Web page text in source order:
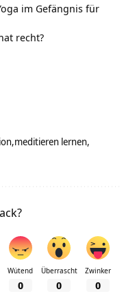
im Gefängnis für
recht?
meditieren lernen
Wütend
0
Überrascht
0
Zwinker
0